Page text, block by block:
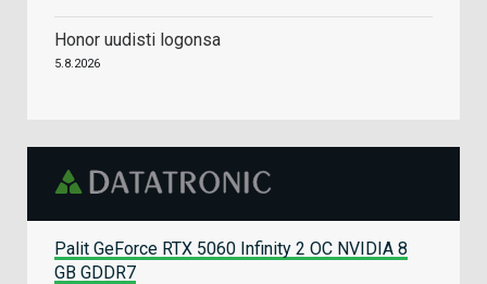
Honor uudisti logonsa
5.8.2026
Palit GeForce RTX 5060 Infinity 2 OC NVIDIA 8
GB GDDR7